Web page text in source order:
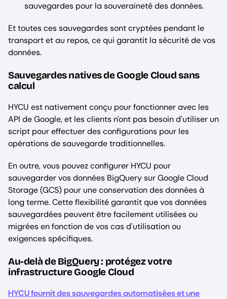
sauvegardes pour la souveraineté des données.
Et toutes ces sauvegardes sont cryptées pendant le
transport et au repos, ce qui garantit la sécurité de vos
données.
Sauvegardes natives de Google Cloud sans
calcul
HYCU est nativement conçu pour fonctionner avec les
API de Google, et les clients n'ont pas besoin d'utiliser un
script pour effectuer des configurations pour les
opérations de sauvegarde traditionnelles.
En outre, vous pouvez configurer HYCU pour
sauvegarder vos données BigQuery sur Google Cloud
Storage (GCS) pour une conservation des données à
long terme. Cette flexibilité garantit que vos données
sauvegardées peuvent être facilement utilisées ou
migrées en fonction de vos cas d'utilisation ou
exigences spécifiques.
Au-delà de BigQuery : protégez votre
infrastructure Google Cloud
HYCU fournit des sauvegardes automatisées et une